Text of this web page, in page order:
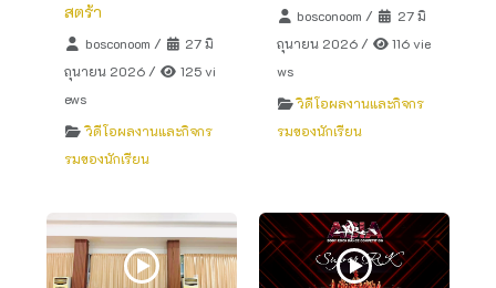
สตร้า
bosconoom /
27 มิ
ถุนายน 2026 /
125 vi
ews
วิดีโอผลงานและกิจกร
รมของนักเรียน
bosconoom /
27 มิ
ถุนายน 2026/
116 vie
ws
วิดีโอผลงานและกิจกร
รมของนักเรียน